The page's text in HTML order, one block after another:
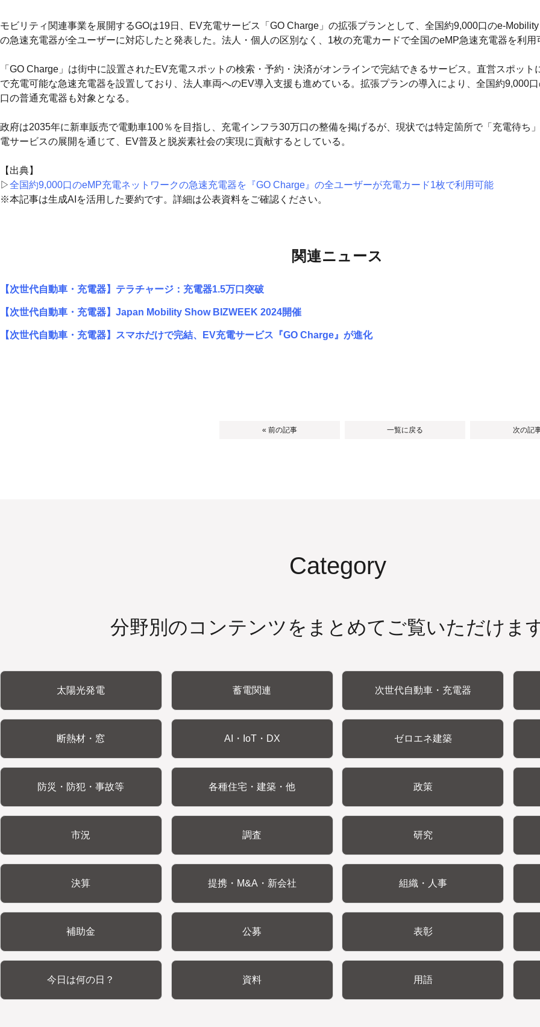
モビリティ関連事業を展開するGOは19日、EV充電サービス「GO Charge」の拡張プランとして、全国約9,000口のe-
の急速充電器が全ユーザーに対応したと発表した。法人・個人の区別なく、1枚の充電カードで全国のeMP急速充電器を利用
「GO Charge」は街中に設置されたEV充電スポットの検索・予約・決済がオンラインで完結できるサービス。直営スポッ
で充電可能な急速充電器を設置しており、法人車両へのEV導入支援も進めている。拡張プランの導入により、全国約9,000
口の普通充電器も対象となる。
政府は2035年に新車販売で電動車100％を目指し、充電インフラ30万口の整備を掲げるが、現状では特定箇所で「充電待ち
電サービスの展開を通じて、EV普及と脱炭素社会の実現に貢献するとしている。
【出典】
▷全国約9,000口のeMP充電ネットワークの急速充電器を『GO Charge』の全ユーザーが充電カード1枚で利用可能
※本記事は生成AIを活用した要約です。詳細は公表資料をご確認ください。
関連ニュース
【次世代自動車・充電器】テラチャージ：充電器1.5万口突破
【次世代自動車・充電器】Japan Mobility Show BIZWEEK 2024開催
【次世代自動車・充電器】スマホだけで完結、EV充電サービス『GO Charge』が進化
« 前の記事 一覧に戻る 次の記
Category
分野別のコンテンツをまとめてご覧いただけま
太陽光発電 蓄電関連 次世代自動車・充電器
断熱材・窓 AI・IoT・DX ゼロエネ建築
防災・防犯・事故等 各種住宅・建築・他 政策
市況 調査 研究
決算 提携・M&A・新会社 組織・人事
補助金 公募 表彰
今日は何の日？ 資料 用語